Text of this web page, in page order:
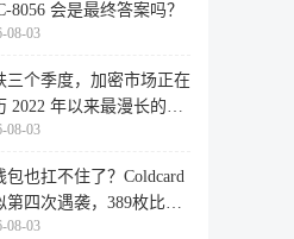
8056 会是最终答案吗？
08-03
三个季度，加密市场正在
2022 年以来最漫长的退
08-03
包也扛不住了？Coldcard
第四次遇袭，389枚比特
08-03